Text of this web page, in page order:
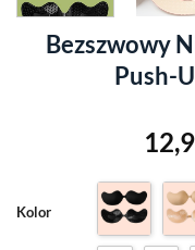
Bezszwowy
Push-
Kolor